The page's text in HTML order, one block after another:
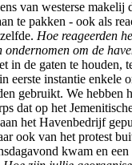
van westerse
te pakken - ook als
Hoe reageerden
om de
de gaten te houden,
eerste instantie
gebruikt. We hebben
dat op het
aan het Havenbedrijf
ook van het protest
kwam en